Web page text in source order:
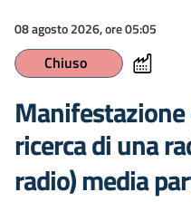
08 agosto 2026, ore 05:05
Chiuso
ricerca di una
radio) media